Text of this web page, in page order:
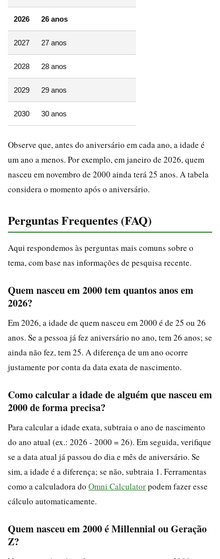
2026 26 anos
2027 27 anos
2028 28 anos
2029 29 anos
2030 30 anos
Observe que, antes do aniversário em cada ano, a idade é
um ano a menos. Por exemplo, em janeiro de 2026, quem
nasceu em novembro de 2000 ainda terá 25 anos. A tabela
considera o momento após o aniversário.
Perguntas Frequentes (FAQ)
Aqui respondemos às perguntas mais comuns sobre o
tema, com base nas informações de pesquisa recente.
Quem nasceu em 2000 tem quantos anos em
2026?
Em 2026, a idade de quem nasceu em 2000 é de 25 ou 26
anos. Se a pessoa já fez aniversário no ano, tem 26 anos; se
ainda não fez, tem 25. A diferença de um ano ocorre
justamente por conta da data exata de nascimento.
Como calcular a idade de alguém que nasceu em
2000 de forma precisa?
Para calcular a idade exata, subtraia o ano de nascimento
do ano atual (ex.: 2026 - 2000 = 26). Em seguida, verifique
se a data atual já passou do dia e mês de aniversário. Se
sim, a idade é a diferença; se não, subtraia 1. Ferramentas
como a calculadora do Omni Calculatorpodem fazer esse
cálculo automaticamente.
Quem nasceu em 2000 é Millennial ou Geração
Z?